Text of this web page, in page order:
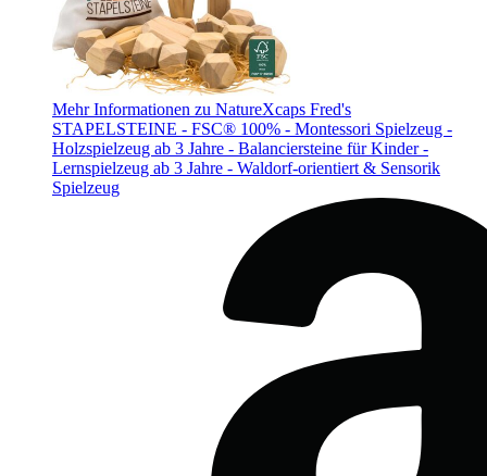
Mehr Informationen zu NatureXcaps Fred's
STAPELSTEINE - FSC® 100% - Montessori Spielzeug -
Holzspielzeug ab 3 Jahre - Balanciersteine für Kinder -
Lernspielzeug ab 3 Jahre - Waldorf-orientiert & Sensorik
Spielzeug